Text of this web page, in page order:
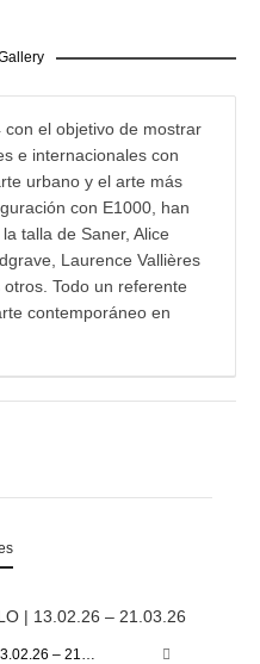
el objetivo de mostrar
e internacionales con
urbano y el arte más
con E1000, han
talla de Saner, Alice
Laurence Vallières
Todo un referente
contemporáneo en
EXISTENCIAS | MIGUEL TRILLO | 13.02.26 – 21.03.26